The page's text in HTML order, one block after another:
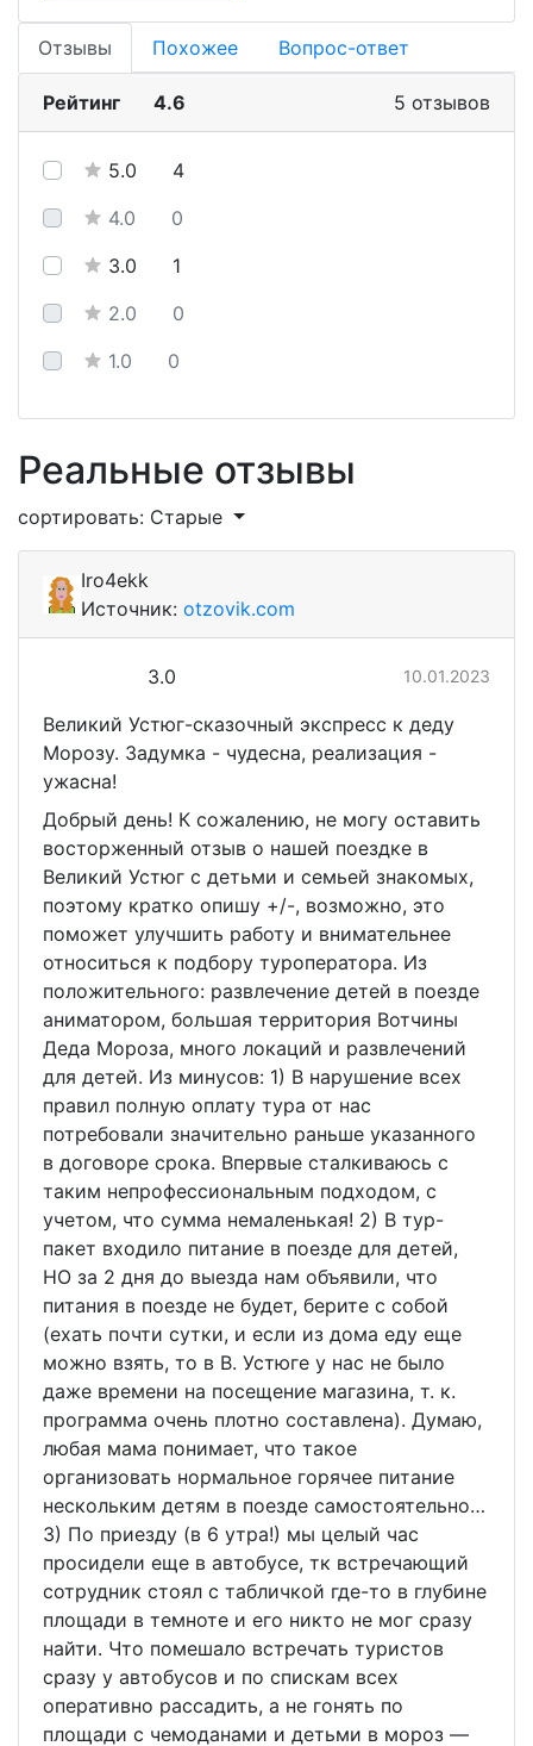
Отзывы Похожее Вопрос-ответ
Рейтинг 4.6 5 отзывов
5.0
4
4.0
0
3.0
1
2.0
0
1.0
0
Реальные отзывы
сортировать: Старые
Iro4ekk
Источник: otzovik.com
3.0 10.01.2023
Великий Устюг-сказочный экспресс к деду
Морозу. Задумка - чудесна, реализация -
ужасна!
Добрый день! К сожалению, не могу оставить
восторженный отзыв о нашей поездке в
Великий Устюг с детьми и семьей знакомых,
поэтому кратко опишу +/-, возможно, это
поможет улучшить работу и внимательнее
относиться к подбору туроператора. Из
положительного: развлечение детей в поезде
аниматором, большая территория Вотчины
Деда Мороза, много локаций и развлечений
для детей. Из минусов: 1) В нарушение всех
правил полную оплату тура от нас
потребовали значительно раньше указанного
в договоре срока. Впервые сталкиваюсь с
таким непрофессиональным подходом, с
учетом, что сумма немаленькая! 2) В тур-
пакет входило питание в поезде для детей,
НО за 2 дня до выезда нам объявили, что
питания в поезде не будет, берите с собой
(ехать почти сутки, и если из дома еду еще
можно взять, то в В. Устюге у нас не было
даже времени на посещение магазина, т. к.
программа очень плотно составлена). Думаю,
любая мама понимает, что такое
организовать нормальное горячее питание
нескольким детям в поезде самостоятельно…
3) По приезду (в 6 утра!) мы целый час
просидели еще в автобусе, тк встречающий
сотрудник стоял с табличкой где-то в глубине
площади в темноте и его никто не мог сразу
найти. Что помешало встречать туристов
сразу у автобусов и по спискам всех
оперативно рассадить, а не гонять по
площади с чемоданами и детьми в мороз —